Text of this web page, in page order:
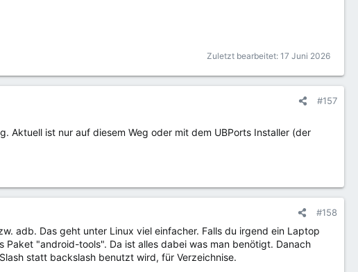
Zuletzt bearbeitet: 17 Juni 2026
#157
Aktuell ist nur auf diesem Weg oder mit dem UBPorts Installer (der
#158
adb. Das geht unter Linux viel einfacher. Falls du irgend ein Laptop
"android-tools". Da ist alles dabei was man benötigt. Danach
statt backslash benutzt wird, für Verzeichnise.